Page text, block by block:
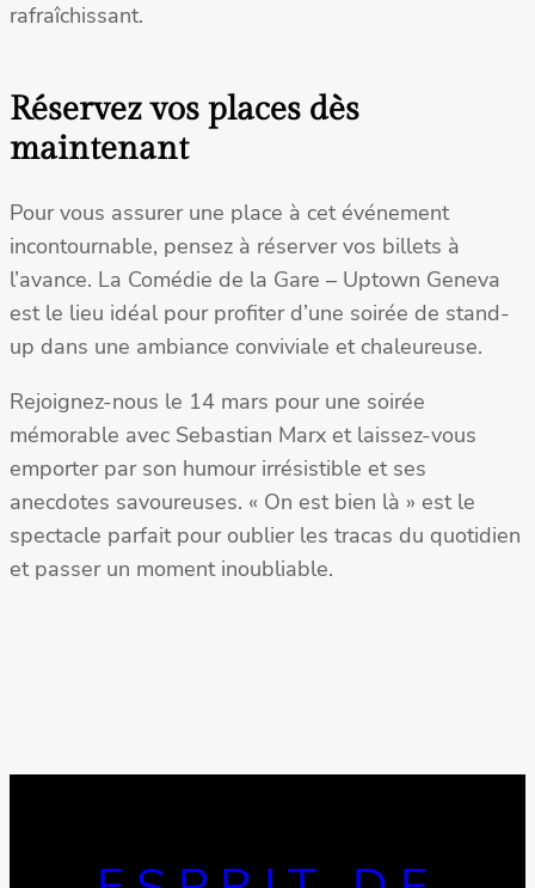
rafraîchissant.
Réservez vos places dès
maintenant
Pour vous assurer une place à cet événement
incontournable, pensez à réserver vos billets à
l’avance. La Comédie de la Gare – Uptown Geneva
est le lieu idéal pour profiter d’une soirée de stand-
up dans une ambiance conviviale et chaleureuse.
Rejoignez-nous le 14 mars pour une soirée
mémorable avec Sebastian Marx et laissez-vous
emporter par son humour irrésistible et ses
anecdotes savoureuses. « On est bien là » est le
spectacle parfait pour oublier les tracas du quotidien
et passer un moment inoubliable.